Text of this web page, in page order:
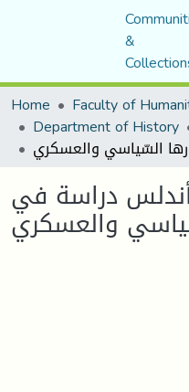
&
Home
Department of History
دراسة في
والعسكري